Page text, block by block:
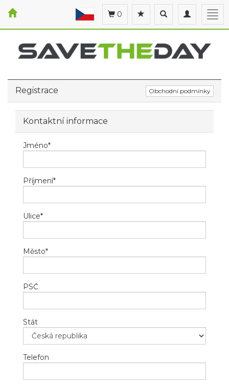
Toggle
navigation
Toggle
search
0
Registrace Obchodní podmínky
Kontaktní informace
Jméno*
Příjmení*
Ulice*
Město*
PSČ
Stát
Telefon